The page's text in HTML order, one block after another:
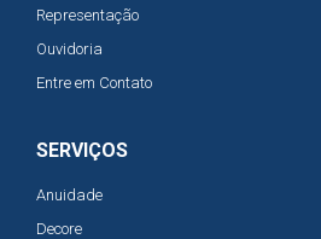
Representação
Ouvidoria
Entre em Contato
SERVIÇOS
Anuidade
Decore